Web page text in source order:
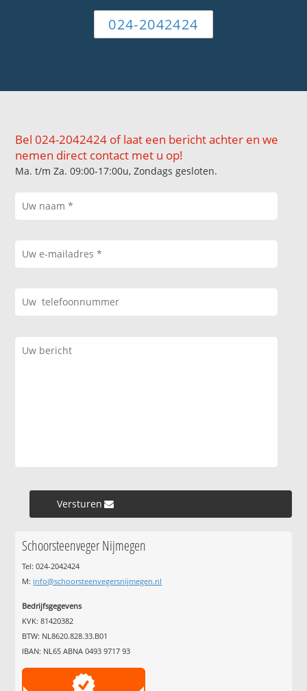
024-2042424
Bel 024-2042424 of laat een bericht achter en we
nemen direct contact met u op!
Ma. t/m Za. 09:00-17:00u, Zondags gesloten.
Versturen »
Schoorsteenveger Nijmegen
Tel: 024-2042424
M: info@schoorsteenvegersnijmegen.nl
Bedrijfsgegevens
KVK: 81420382
BTW: NL8620.828.33.B01
IBAN: NL65 ABNA 0493 9717 93